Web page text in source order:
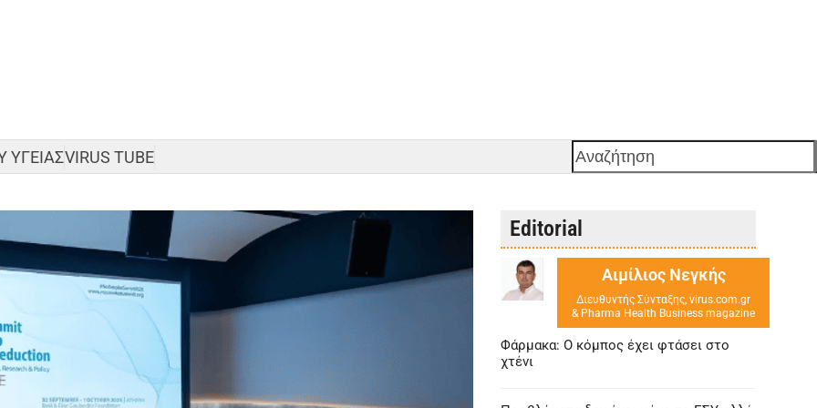
ΥΓΕΙΑΣVIRUS TUBE Αναζήτηση
Editorial
Αιμίλιος Νεγκής
Διευθυντής Σύνταξης, virus.com.gr
& Pharma Health Business magazine
Φάρμακα: Ο κόμπος έχει φτάσει στο
χτένι